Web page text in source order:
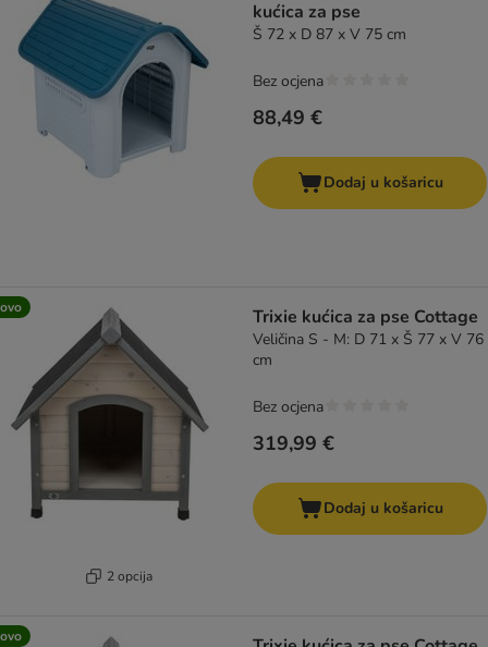
kućica za pse
Š 72 x D 87 x V 75 cm
88,49 €
Bez ocjena
Dodaj u košaricu
2 opcija
Trixie kućica za pse Cottage
Veličina S - M: D 71 x Š 77 x V 76
cm
319,99 €
Bez ocjena
Dodaj u košaricu